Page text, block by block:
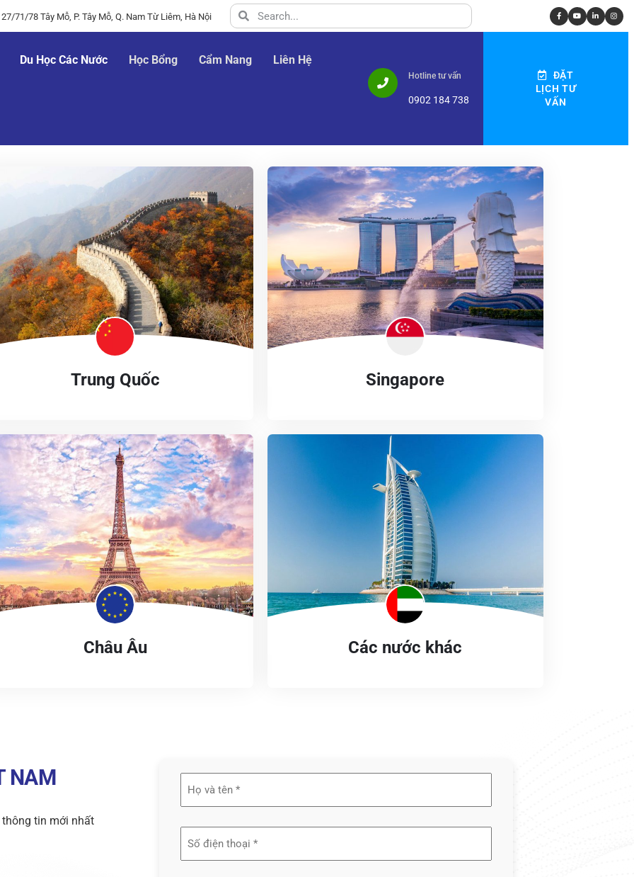
71/78 Tây Mỗ, P. Tây Mỗ, Q. Nam Từ Liêm, Hà Nội
Du Học Các Nước Học Bổng Cẩm Nang Liên Hệ
Hotline tư vấn
0902 184 738
ĐẶT
LỊCH TƯ
VẤN
Trung Quốc
Châu Âu
Singapore
Các nước khác
NAM
tin mới nhất
Họ
và
tên
(Required)